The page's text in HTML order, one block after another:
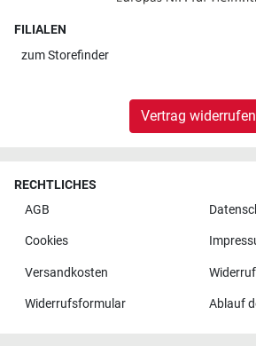
FILIALEN
zumStorefinder
Vertrag widerrufen
RECHTLICHES
AGB
Cookies
Versandkosten
Widerrufsformular Ablauf